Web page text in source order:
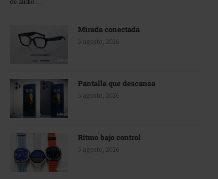
Mirada conectada
5 agosto, 2026
Pantalla que descansa
5 agosto, 2026
Ritmo bajo control
5 agosto, 2026